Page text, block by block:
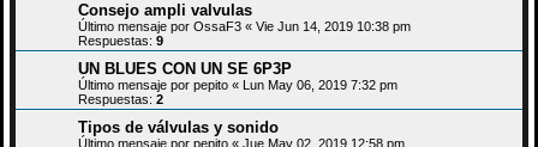
Consejo ampli valvulas
Último mensaje por OssaF3 « Vie Jun 14, 2019 10:38 pm
Respuestas: 9
UN BLUES CON UN SE 6P3P
Último mensaje por pepito «
Lun May 06, 2019 7:32 pm
Respuestas: 2
Tipos de válvulas y sonido
Último mensaje por pepito « Jue May 02, 2019 12:58 pm